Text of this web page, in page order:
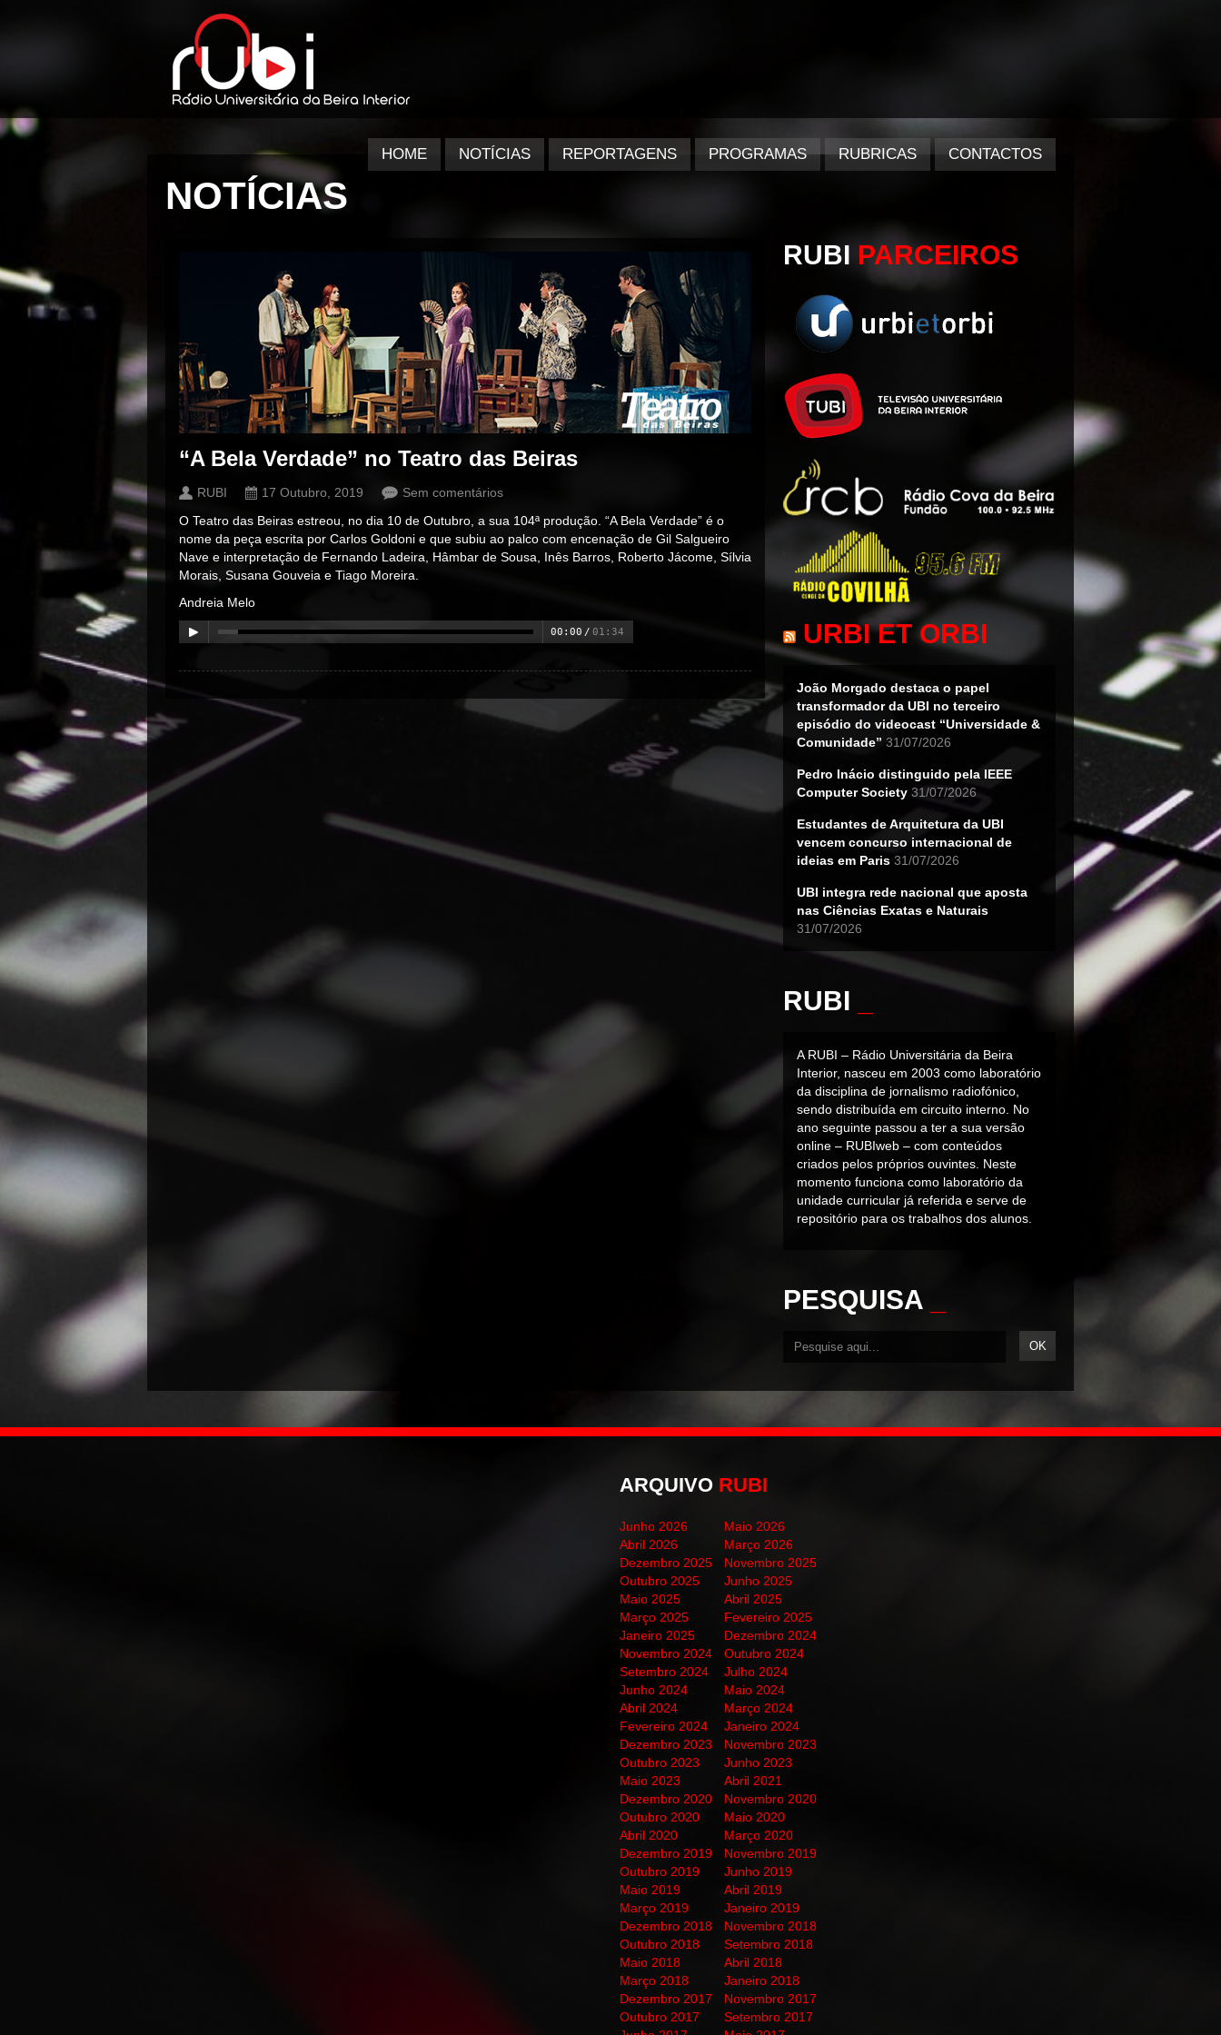
HOME NOTÍCIAS REPORTAGENS PROGRAMAS RUBRICAS CONTACTOS
NOTÍCIAS
RUBI PARCEIROS
URBI ET ORBI
João Morgado destaca o papel
transformador da UBI no terceiro
episódio do videocast “Universidade &
Comunidade” 31/07/2026
Pedro Inácio distinguido pela IEEE
Computer Society 31/07/2026
Estudantes de Arquitetura da UBI
vencem concurso internacional de
ideias em Paris 31/07/2026
UBI integra rede nacional que aposta
nas Ciências Exatas e Naturais
31/07/2026
RUBI
A RUBI – Rádio Universitária da Beira
Interior, nasceu em 2003 como laboratório
da disciplina de jornalismo radiofónico,
sendo distribuída em circuito interno. No
ano seguinte passou a ter a sua versão
online – RUBIweb – com conteúdos
criados pelos próprios ouvintes. Neste
momento funciona como laboratório da
unidade curricular já referida e serve de
repositório para os trabalhos dos alunos.
PESQUISA
“A Bela Verdade” no Teatro das Beiras
RUBI 17 Outubro, 2019
Sem comentários
O Teatro das Beiras estreou, no dia 10 de Outubro, a sua 104ª produção. “A Bela Verdade” é o
nome da peça escrita por Carlos Goldoni e que subiu ao palco com encenação de Gil Salgueiro
Nave e interpretação de Fernando Ladeira, Hâmbar de Sousa, Inês Barros, Roberto Jácome, Sílvia
Morais, Susana Gouveia e Tiago Moreira.
Andreia Melo
00:00 / 01:34
00:00 / 00:00
ARQUIVO RUBI
Junho 2026
Maio 2026
Abril 2026
Março 2026
Dezembro 2025
Novembro 2025
Outubro 2025
Junho 2025
Maio 2025
Abril 2025
Março 2025
Fevereiro 2025
Janeiro 2025
Dezembro 2024
Novembro 2024
Outubro 2024
Setembro 2024
Julho 2024
Junho 2024
Maio 2024
Abril 2024
Março 2024
Fevereiro 2024
Janeiro 2024
Dezembro 2023
Novembro 2023
Outubro 2023
Junho 2023
Maio 2023
Abril 2021
Dezembro 2020
Novembro 2020
Outubro 2020
Maio 2020
Abril 2020
Março 2020
Dezembro 2019
Novembro 2019
Outubro 2019
Junho 2019
Maio 2019
Abril 2019
Março 2019
Janeiro 2019
Dezembro 2018
Novembro 2018
Outubro 2018
Setembro 2018
Maio 2018
Abril 2018
Março 2018
Janeiro 2018
Dezembro 2017
Novembro 2017
Outubro 2017
Setembro 2017